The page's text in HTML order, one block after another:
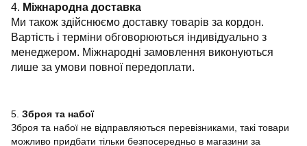
4. Міжнародна доставка
Ми також здійснюємо доставку товарів за кордон.
Вартість і терміни обговорюються індивідуально з
менеджером. Міжнародні замовлення виконуються
лише за умови повної передоплати.
5. Зброя та набої
Зброя та набої не відправляються перевізниками, такі товари
можливо придбати тільки безпосередньо в магазини за